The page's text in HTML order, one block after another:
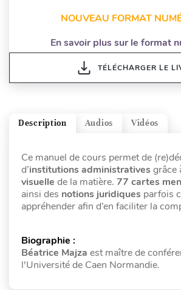
NOUVEAU FORMAT
En savoir plus sur le format
TÉLÉCHARGER LE
Vidéos
Audios
Description
Ce manuel de cours permet de
d’institutions administratives grâce
visuelle de la matière. 77 cartes
ainsi des notions juridiques parfois
appréhender afin d’en faciliter la
Biographie :
Béatrice Majza est maître de
l'Université de Caen Normandie.